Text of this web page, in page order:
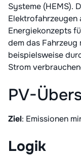
Systeme (HEMS).
Elektrofahrzeugen
Energiekonzepts
dem das
beispielsweise
Strom
PV-
Ziel: Emissionen
Logik